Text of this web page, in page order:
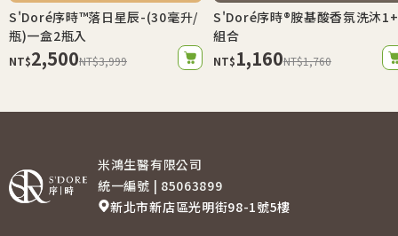
S'Doré序時™落日星辰-(30毫升/
瓶)一盒2瓶入
NT$2,500NT$3,999
S'Doré序時®胺基酸香氛洗沐
組合
NT$1,160NT$1,760
米鴻生醫有限公司
統一編號 | 85063899
新北市新店區光明街98-1號5樓